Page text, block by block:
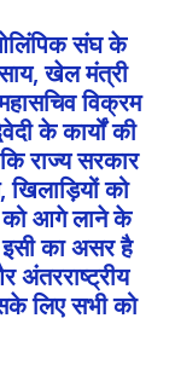
संघ के
खेल मंत्री
विक्रम
के कार्यों की
राज्य सरकार
को
को आगे लाने के
इसी का असर है
अंतरराष्ट्रीय
लिए सभी को